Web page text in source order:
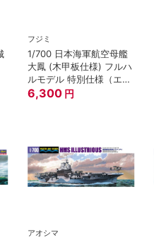
フジミ
1/700 日本海軍航空母艦
大鳳 (木甲板仕様) フルハ
ルモデル 特別仕様（エッ
チングパーツ付き）
6,300 円
アオシマ